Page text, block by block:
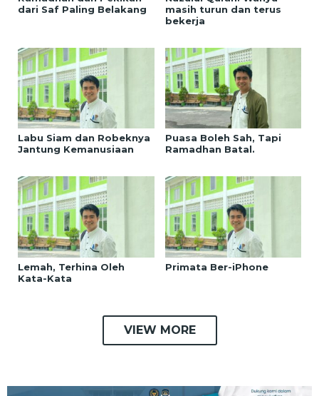
dari Saf Paling Belakang
masih turun dan terus
bekerja
Labu Siam dan Robeknya
Jantung Kemanusiaan
Puasa Boleh Sah, Tapi
Ramadhan Batal.
Lemah, Terhina Oleh
Kata-Kata
Primata Ber-iPhone
VIEW MORE